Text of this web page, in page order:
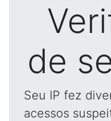
de
Seu IP fez
acessos